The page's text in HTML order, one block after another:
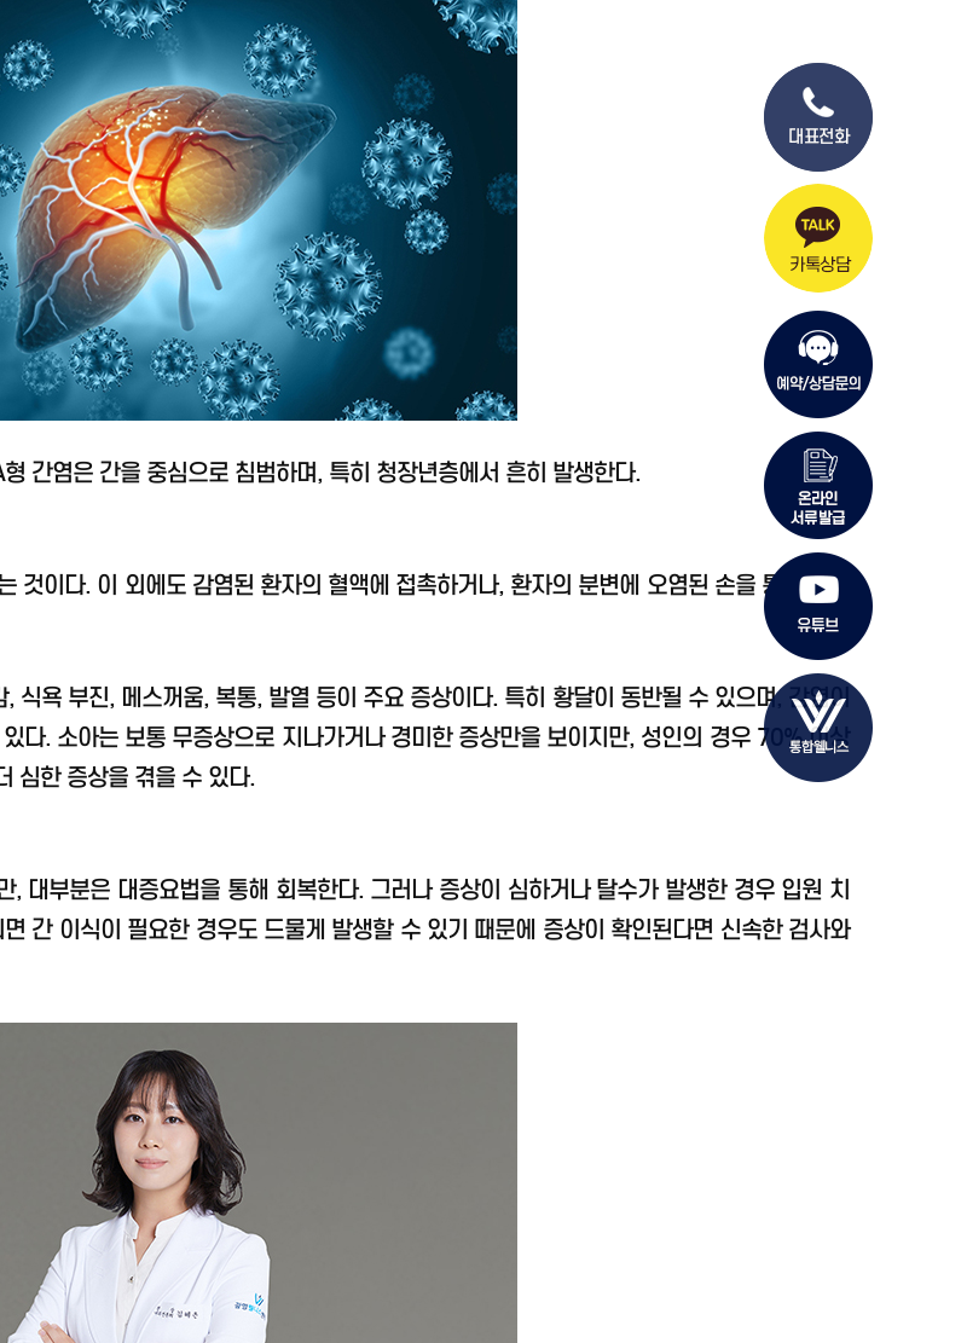
간염은 간을 중심으로 침범하며, 특히 청장년층에서 흔히 발생한다.
이다. 이 외에도 감염된 환자의 혈액에 접촉하거나, 환자의 분변에 오염된 손을 통해 전파
욕 부진, 메스꺼움, 복통, 발열 등이 주요 증상이다. 특히 황달이 동반될 수 있으며, 감염이
다. 소아는 보통 무증상으로 지나가거나 경미한 증상만을 보이지만, 성인의 경우 70% 이상
심한 증상을 겪을 수 있다.
대부분은 대증요법을 통해 회복한다. 그러나 증상이 심하거나 탈수가 발생한 경우 입원 치
간 이식이 필요한 경우도 드물게 발생할 수 있기 때문에 증상이 확인된다면 신속한 검사와